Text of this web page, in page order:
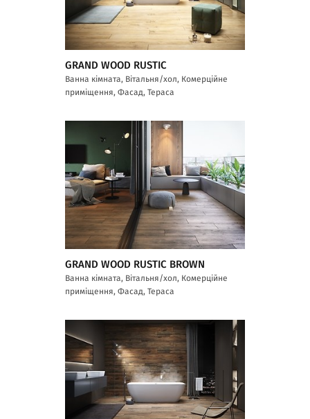
GRAND WOOD RUSTIC
Ванна кімната, Вітальня/хол, Комерційне
приміщення, Фасад, Тераса
GRAND WOOD RUSTIC BROWN
Ванна кімната, Вітальня/хол, Комерційне
приміщення, Фасад, Тераса